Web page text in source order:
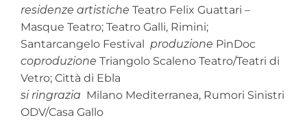
residenze artistiche Teatro Felix Guattari –
Masque Teatro; Teatro Galli, Rimini;
Santarcangelo Festival produzione PinDoc
coproduzione Triangolo Scaleno Teatro/Teatri di
Vetro; Città di Ebla
si ringrazia Milano Mediterranea, Rumori Sinistri
ODV/Casa Gallo